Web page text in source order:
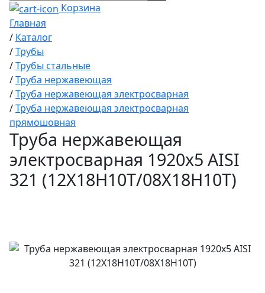
Корзина
Главная
/ Каталог
/Трубы
/Трубы стальные
/Труба нержавеющая
/Труба нержавеющая электросварная
/Труба нержавеющая электросварная
прямошовная
Труба нержавеющая
электросварная 1920х5 AISI
321 (12Х18Н10Т/08Х18Н10Т)